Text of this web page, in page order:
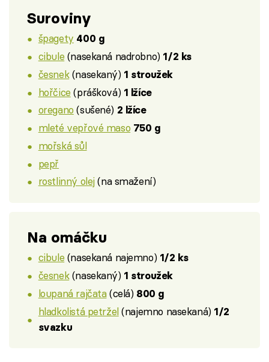
Suroviny
špagety 400 g
cibule (nasekaná nadrobno) 1/2 ks
česnek(nasekaný) 1 stroužek
hořčice (prášková) 1 lžíce
oregano (sušené) 2 lžíce
mleté vepřové maso 750 g
mořská sůl
pepř
rostlinný olej(na smažení)
Na omáčku
cibule (nasekaná najemno) 1/2 ks
česnek(nasekaný) 1 stroužek
loupaná rajčata(celá) 800 g
hladkolistá petržel(najemno nasekaná) 1/2
svazku